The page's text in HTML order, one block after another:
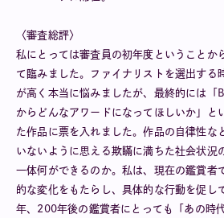
〈審査総評〉
私にとっては審査員の初年度ということか
て臨みました。ファイナリストを選出する
が高く本当に悩みましたが、最終的には「
からどんなアワードになってほしいか」と
た作品に票を入れました。作品の自律性な
いないように思える欺瞞に満ちた社会状況
一体何ができるのか。私は、現在の鑑賞者
的な変化をもたらし、具体的な行動を促し
年、200年後の鑑賞者にとっても「あの時